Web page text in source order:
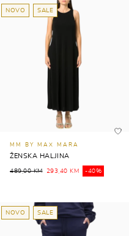
NOVO SALE
MM BY MAX MARA
ŽENSKA HALJINA
489,00 KM 293,40 KM -40%
NOVO SALE